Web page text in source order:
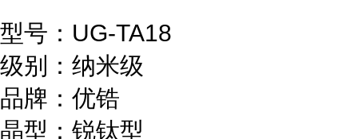
型号：UG-TA18
级别：纳米级
品牌：优锆
晶型：锐钛型